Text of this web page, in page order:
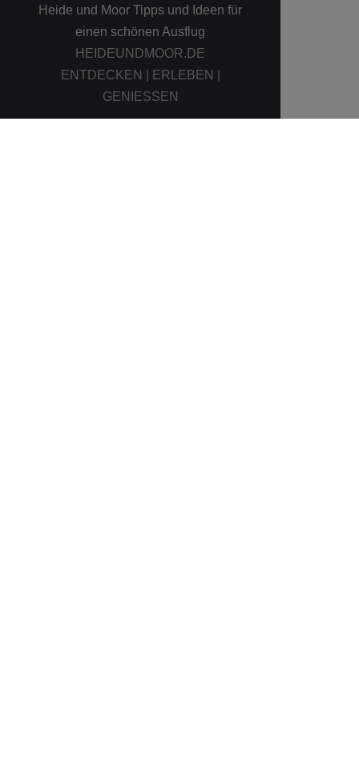
Heide und Moor Tipps und Ideen für
einen schönen Ausflug
HEIDEUNDMOOR.DE
ENTDECKEN | ERLEBEN |
GENIESSEN